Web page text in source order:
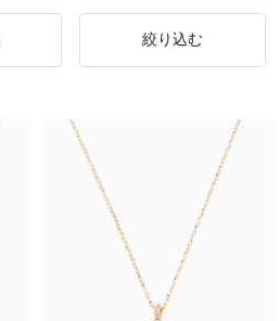
絞り込む